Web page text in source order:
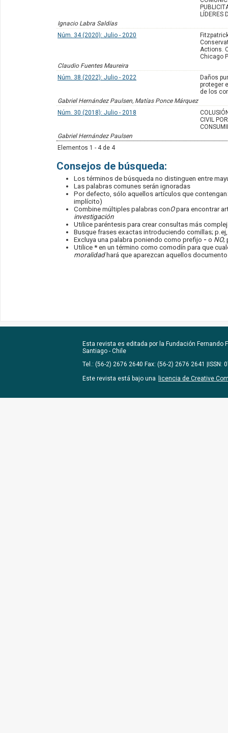
LÍDERES
Ignacio Labra Saldías
Núm. 34 (2020): Julio - 2020
Actions.
Chicago
Claudio Fuentes Maureira
Núm. 38 (2022): Julio - 2022
Daños
proteger
de los
Gabriel Hernández Paulsen, Matías Ponce Márquez
Núm. 30 (2018): Julio - 2018
CIVIL
Gabriel Hernández Paulsen
Elementos 1 - 4 de 4
Consejos de búsqueda:
Los términos de búsqueda no distinguen entre
Las palabras comunes serán ignoradas
Por defecto, sólo aquellos artículos que contengan
implícito)
Combine múltiples palabras conOpara encontrar
investigación
Utilice paréntesis para crear consultas más
Busque frases exactas introduciendo comillas;
Excluya una palabra poniendo como prefijo - o NO;
Utilice *en un término como comodín para que
moralidadhará que aparezcan aquellos
Esta revista es editada por la Fundación Fernando
Santiago - Chile
Tel.: (56-2) 2676 2640 Fax: (56-2) 2676 2641 |ISSN:
Este revista está bajo una
licencia de Creative